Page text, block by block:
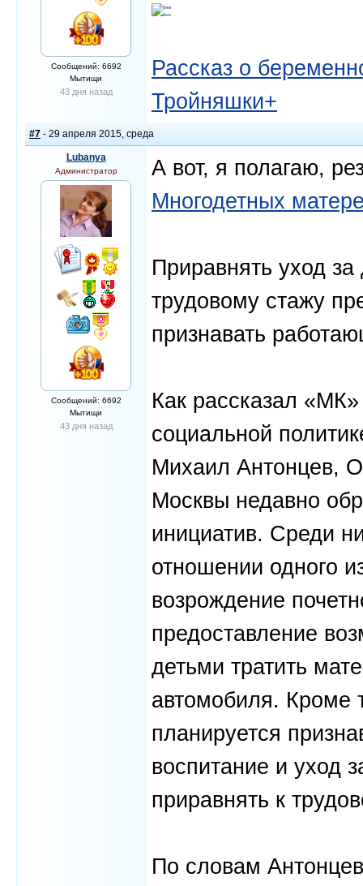
Сообщений: 6692
Мытищи
43 дня назад
Рассказ о
Тройняшки+
#7 - 29 апреля 2015, среда
Lubanya
Администратор
Сообщений: 6692
Мытищи
43 дня назад
А вот, я полагаю,
Многодетных
Приравнять уход
трудовому стажу
признавать
Как рассказал
социальной
Михаил Антонцев,
Москвы недавно
инициатив. Среди
отношении одного
возрождение
предоставление
детьми тратить
автомобиля. Кроме
планируется
воспитание и уход
приравнять к
По словам